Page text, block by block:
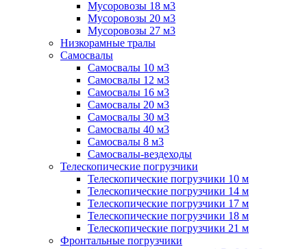
Мусоровозы 18 м3
Мусоровозы 20 м3
Мусоровозы 27 м3
Низкорамные тралы
Самосвалы
Самосвалы 10 м3
Самосвалы 12 м3
Самосвалы 16 м3
Самосвалы 20 м3
Самосвалы 30 м3
Самосвалы 40 м3
Самосвалы 8 м3
Самосвалы-вездеходы
Телескопические погрузчики
Телескопические погрузчики 10 м
Телескопические погрузчики 14 м
Телескопические погрузчики 17 м
Телескопические погрузчики 18 м
Телескопические погрузчики 21 м
Фронтальные погрузчики